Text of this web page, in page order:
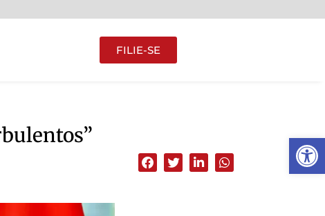
Abrir
FILIE-SE